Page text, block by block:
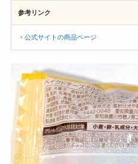
参考リンク
・公式サイトの商品ページ